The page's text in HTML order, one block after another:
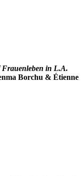
in L.A.
Borchu & Étienne